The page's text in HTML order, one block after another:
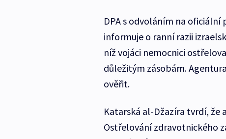
DPA s odvoláním na oficiální
informuje o ranní razii
níž vojáci nemocnici
důležitým zásobám.
ověřit.
Katarská al-Džazíra tvrdí, že
Ostřelování zdravotnického